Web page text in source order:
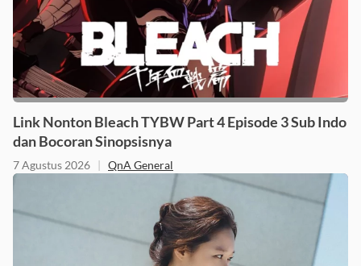
Link Nonton Bleach TYBW Part 4 Episode 3 Sub Indo
dan Bocoran Sinopsisnya
7 Agustus 2026 | QnA General